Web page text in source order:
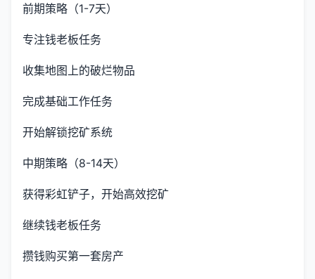
前期策略（1-7天）
专注钱老板任务
收集地图上的破烂物品
完成基础工作任务
开始解锁挖矿系统
中期策略（8-14天）
获得彩虹铲子，开始高效挖矿
继续钱老板任务
攒钱购买第一套房产